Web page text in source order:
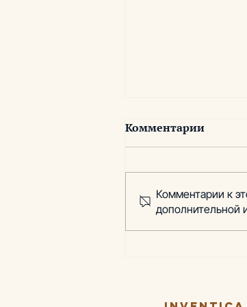
Проект: анализ
Комментарии
Комментарии к
дополнительной